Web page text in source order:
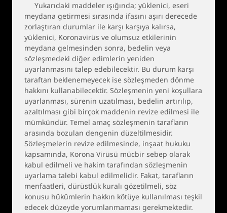
Yukarıdaki maddeler ışığında; yüklenici, eseri
meydana getirmesi sırasında ifasını aşırı derecede
zorlaştıran durumlar ile karşı karşıya kalırsa,
yüklenici, Koronavirüs ve olumsuz etkilerinin
meydana gelmesinden sonra, bedelin veya
sözleşmedeki diğer edimlerin yeniden
uyarlanmasını talep edebilecektir. Bu durum karşı
taraftan beklenemeyecek ise sözleşmeden dönme
hakkını kullanabilecektir. Sözleşmenin yeni koşullara
uyarlanması, sürenin uzatılması, bedelin artırılıp,
azaltılması gibi birçok maddenin revize edilmesi ile
mümkündür. Temel amaç sözleşmenin tarafların
arasında bozulan dengenin düzeltilmesidir.
Sözleşmelerin revize edilmesinde, inşaat hukuku
kapsamında, Korona Virüsü mücbir sebep olarak
kabul edilmeli ve hakim tarafından sözleşmenin
uyarlama talebi kabul edilmelidir. Fakat, tarafların
menfaatleri, dürüstlük kuralı gözetilmeli, söz
konusu hükümlerin hakkın kötüye kullanılması teşkil
edecek düzeyde yorumlanmaması gerekmektedir.